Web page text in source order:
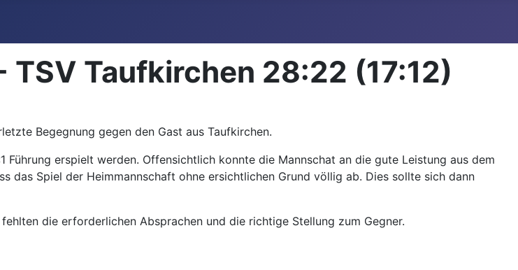
Taufkirchen 28:22 (17:12)
Begegnung gegen den Gast aus Taufkirchen.
erspielt werden. Offensichtlich konnte die Mannschat an die gute Leistung aus dem
das Spiel der Heimmannschaft ohne ersichtlichen Grund völlig ab. Dies sollte sich dann
die erforderlichen Absprachen und die richtige Stellung zum Gegner.